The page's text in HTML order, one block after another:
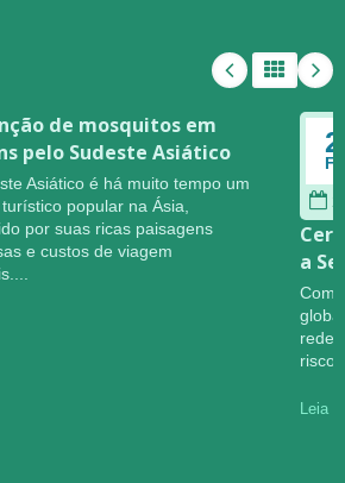
de mosquitos em
pelo Sudeste Asiático
Asiático é há muito tempo um
popular na Ásia,
por suas ricas paisagens
e custos de viagem
a
Com
Leia